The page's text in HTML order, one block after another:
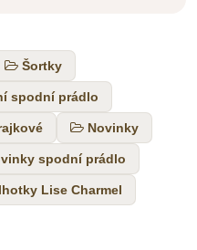
Šortky
spodní prádlo
Novinky
spodní prádlo
Lise Charmel